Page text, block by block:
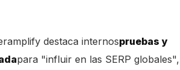
destaca internospruebas y
para "influir en las SERP globales",